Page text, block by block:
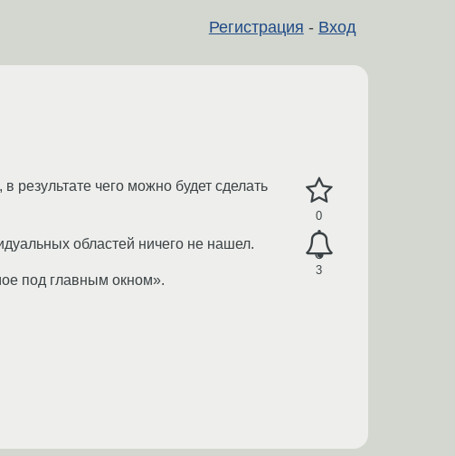
Регистрация - Вход
0
3
результате чего можно будет сделать
областей ничего не нашел.
под главным окном».